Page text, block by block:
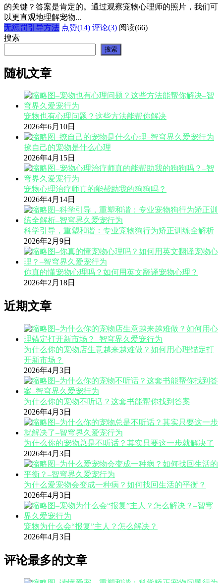
的关键？答案是肯定的。通过观察宠物心理师的照片，我们可
以更直观地理解宠物...
无惩罚引导方法 点赞(14) 评论(3) 阅读(66)
搜索
搜索
随机文章
宠物也有心理问题？这些方法能帮你解决
2026年6月10日
撩自己的宠物是什么心理
2026年4月15日
宠物心理治疗师真的能帮助我的狗狗吗？
2026年4月14日
科学引导，重塑和谐：专业宠物狗行为矫正训练全解析
2026年2月9日
你真的懂宠物心理吗？如何用英文翻译宠物心理？
2026年2月18日
近期文章
为什么你的宠物店生意越来越难做？如何用心理锚定打
开新市场？
2026年4月3日
为什么你的宠物不听话？这套书能帮你找到答案
2026年4月3日
为什么你的宠物总是不听话？其实只要这一步就解决了
2026年4月3日
为什么爱宠物会变成一种病？如何找回生活的平衡？
2026年4月3日
宠物为什么会“报复”主人？怎么解决？
2026年4月3日
评论最多的文章